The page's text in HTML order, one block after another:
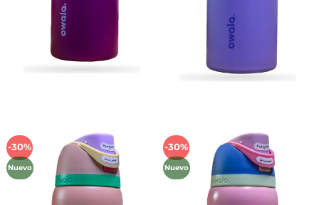
-30%
Nuevo
Añadir
lista de
deseos
-30%
Nuevo
Añadir
lista de
deseos